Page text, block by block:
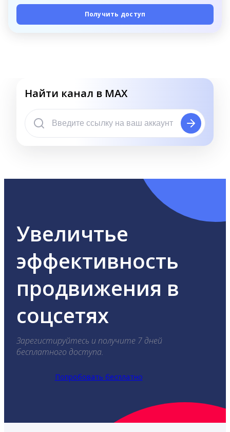
Получить доступ
Найти канал в MAX
Увеличтье
эффективность
продвижения в
соцсетях
Зарегистируйтесь и получите 7 дней
бесплатного доступа.
Попробовать бесплатно